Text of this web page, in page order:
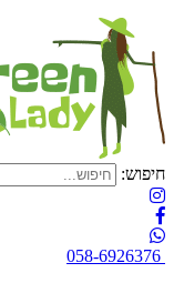
חיפוש:
058-6926376